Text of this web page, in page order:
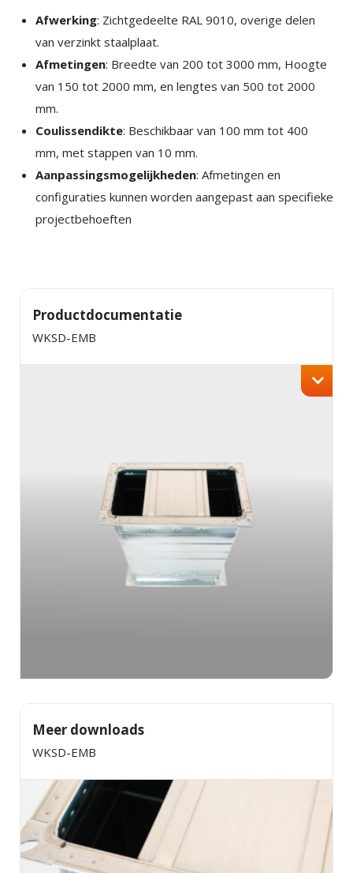
Afwerking: Zichtgedeelte RAL 9010, overige delen
van verzinkt staalplaat.
Afmetingen: Breedte van 200 tot 3000 mm, Hoogte
van 150 tot 2000 mm, en lengtes van 500 tot 2000
mm.
Coulissendikte: Beschikbaar van 100 mm tot 400
mm, met stappen van 10 mm.
Aanpassingsmogelijkheden: Afmetingen en
configuraties kunnen worden aangepast aan specifieke
projectbehoeften
Productdocumentatie
WKSD-EMB
Meer downloads
WKSD-EMB